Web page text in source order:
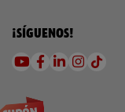
¡SÍGUENOS!